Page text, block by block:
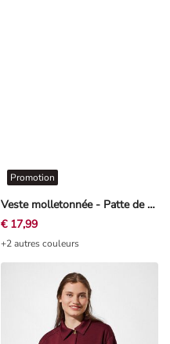
Veste molletonnée - Patte de boutonnage - bleu foncé
Promotion
€ 17,99
+2 autres couleurs